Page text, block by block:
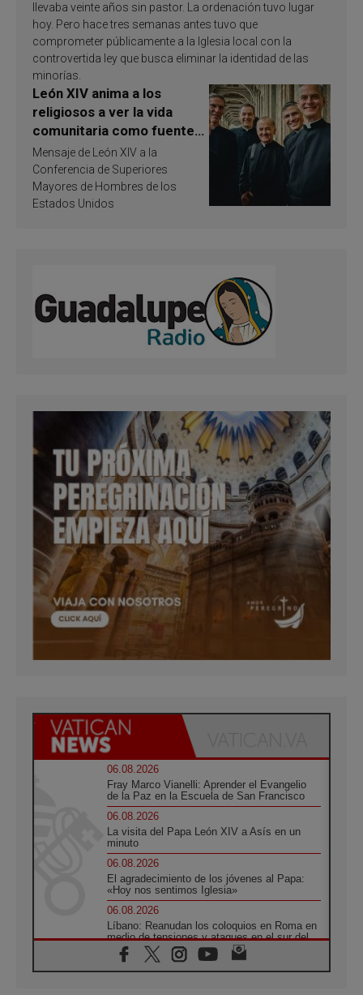
llevaba veinte años sin pastor. La ordenación tuvo lugar
hoy. Pero hace tres semanas antes tuvo que
comprometer públicamente a la Iglesia local con la
controvertida ley que busca eliminar la identidad de las
minorías.
León XIV anima a los
religiosos a ver la vida
comunitaria como fuente
de inspiración y
santificación
Mensaje de León XIV a la
Conferencia de Superiores
Mayores de Hombres de los
Estados Unidos
06.08.2026
Fray Marco Vianelli: Aprender el Evangelio
de la Paz en la Escuela de San Francisco
06.08.2026
La visita del Papa León XIV a Asís en un
minuto
06.08.2026
El agradecimiento de los jóvenes al Papa:
«Hoy nos sentimos Iglesia»
06.08.2026
Líbano: Reanudan los coloquios en Roma en
medio de tensiones y ataques en el sur del
país
06.08.2026